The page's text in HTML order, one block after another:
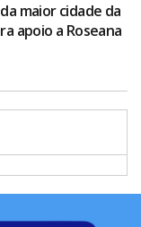
maior cidade da
apoio a Roseana